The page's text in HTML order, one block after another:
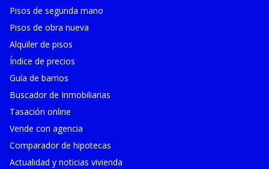
Pisos de segunda mano
Pisos de obra nueva
Alquiler de pisos
Índice de precios
Guía de barrios
Buscador de Inmobiliarias
Tasación online
Vende con agencia
Comparador de hipotecas
Actualidad y noticias vivienda